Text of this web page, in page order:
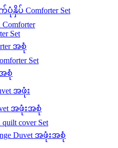
နှိပ် Comforter Set
Comforter
Set
အစုံ
Set
စုံ
အဖုံး
အဖုံးအစုံ
quilt cover Set
Duvet အဖုံးအစုံ